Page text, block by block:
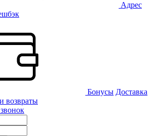
Адрес
Бонусы Доставка
возвраты